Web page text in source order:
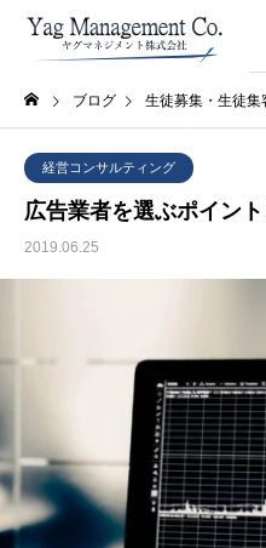
ブログ 生徒募集・生徒集
経営コンサルティング
広告業者を選ぶポイント
2019.06.25